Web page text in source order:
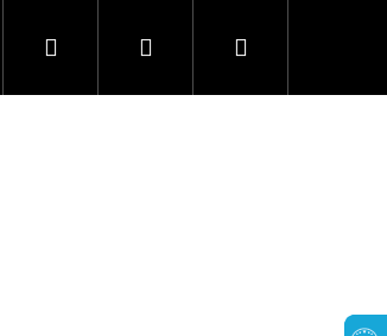
Pivovar Mazák
Hledat PřihlášeníNákupní